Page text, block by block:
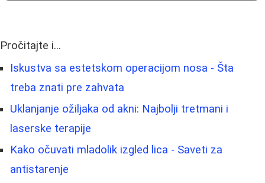
Pročitajte i...
Iskustva sa estetskom operacijom nosa - Šta
treba znati pre zahvata
Uklanjanje ožiljaka od akni: Najbolji tretmani i
laserske terapije
Kako očuvati mladolik izgled lica - Saveti za
antistarenje